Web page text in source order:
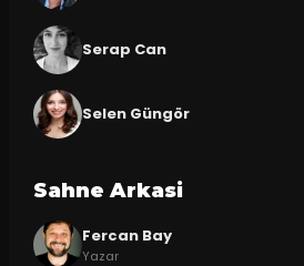
Serap Can
Selen Güngör
Sahne Arkasi
Fercan Bay
Yazar